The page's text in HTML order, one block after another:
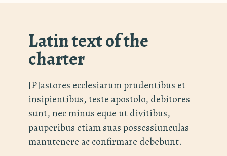
Latin text of the
charter
[P]astores ecclesiarum prudentibus et
insipientibus, teste apostolo, debitores
sunt, nec minus eque ut divitibus,
pauperibus etiam suas possessiunculas
manutenere ac confirmare debebunt.